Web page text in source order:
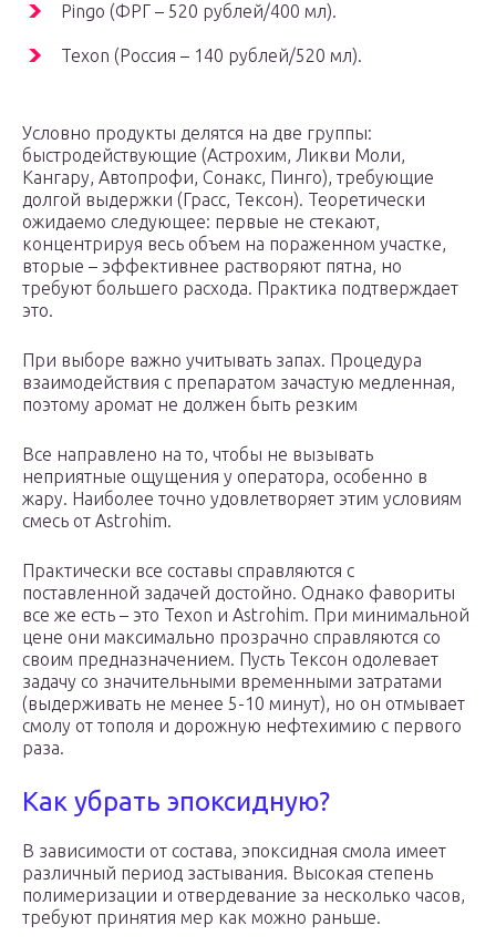
Pingo (ФРГ – 520 рублей/400 мл).
Texon (Россия – 140 рублей/520 мл).
Условно продукты делятся на две группы:
быстродействующие (Астрохим, Ликви Моли,
Кангару, Автопрофи, Сонакс, Пинго), требующие
долгой выдержки (Грасс, Тексон). Теоретически
ожидаемо следующее: первые не стекают,
концентрируя весь объем на пораженном участке,
вторые – эффективнее растворяют пятна, но
требуют большего расхода. Практика подтверждает
это.
При выборе важно учитывать запах. Процедура
взаимодействия с препаратом зачастую медленная,
поэтому аромат не должен быть резким
Все направлено на то, чтобы не вызывать
неприятные ощущения у оператора, особенно в
жару. Наиболее точно удовлетворяет этим условиям
смесь от Astrohim.
Практически все составы справляются с
поставленной задачей достойно. Однако фавориты
все же есть – это Texon и Astrohim. При минимальной
цене они максимально прозрачно справляются со
своим предназначением. Пусть Тексон одолевает
задачу со значительными временными затратами
(выдерживать не менее 5-10 минут), но он отмывает
смолу от тополя и дорожную нефтехимию с первого
раза.
Как убрать эпоксидную?
В зависимости от состава, эпоксидная смола имеет
различный период застывания. Высокая степень
полимеризации и отвердевание за несколько часов,
требуют принятия мер как можно раньше.